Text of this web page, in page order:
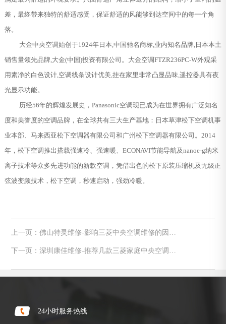
差，最终带来独特的舒适感受，保证舒适的风能够到达空间中的每一个角
落。
大金中央空调始创于1924年日本,中国驰名商标,业内知名品牌,日本本土
销售量领先品牌,大金(中国)投资有限公司。大金空调FTZR236PC-W外观采
用素净的白色设计,空调线条设计优美,挂在家里非常凸显品味,遥控器具有夜
光显示功能。
历经56年的辉煌发展史，Panasonic空调现已成为在世界拥有广泛知名
度和美誉度的空调品牌，在全球共有三大生产基地：日本草津松下空调机事
业本部、马来西亚松下空调器有限公司和广州松下空调器有限公司。2014
年，松下空调推出搭载强速冷、强速暖、ECONAVI节能导航及nanoe-g纳米
离子技术等众多先进功能的新款空调，凭借出色的松下原装压缩机及无级正
弦波变频技术，松下空调，秒速启动，强劲冷暖。
上一页：佛山特灵维修-影响三菱中央空调维修的因素
下一页：深圳康佳维修-推荐几款三菱家庭中央空调价
24小时服务热线